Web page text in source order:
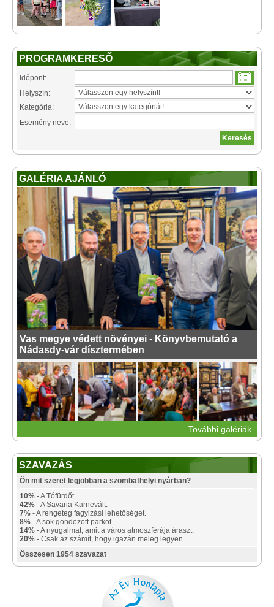
PROGRAMKERESŐ
Időpont:
Helyszín:
Kategória:
Esemény neve:
GALÉRIA AJÁNLÓ
Vas megye védett növényei - Könyvbemutató a
Nádasdy-vár dísztermében
További galériák
SZAVAZÁS
Ön mit szeret legjobban a szombathelyi nyárban?
10% - A Tófürdőt.
42% - A Savaria Karnevált.
7% - A rengeteg fagyizási lehetőséget.
8% - A sok gondozott parkot.
14% - A nyugalmat, amit a város atmoszférája áraszt.
20% - Csak az számít, hogy igazán meleg legyen.
Összesen 1954 szavazat